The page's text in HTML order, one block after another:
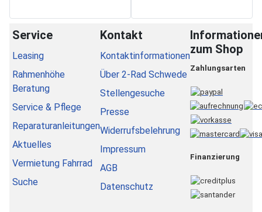
Service
Leasing
Rahmenhöhe
Beratung
Service & Pflege
Reparaturanleitungen
Aktuelles
Vermietung Fahrrad
Suche
Kontakt
Kontaktinformationen
Über 2-Rad Schwede
Stellengesuche
Presse
Widerrufsbelehrung
Impressum
AGB
Datenschutz
zum Shop
Zahlungsarten
Finanzierung